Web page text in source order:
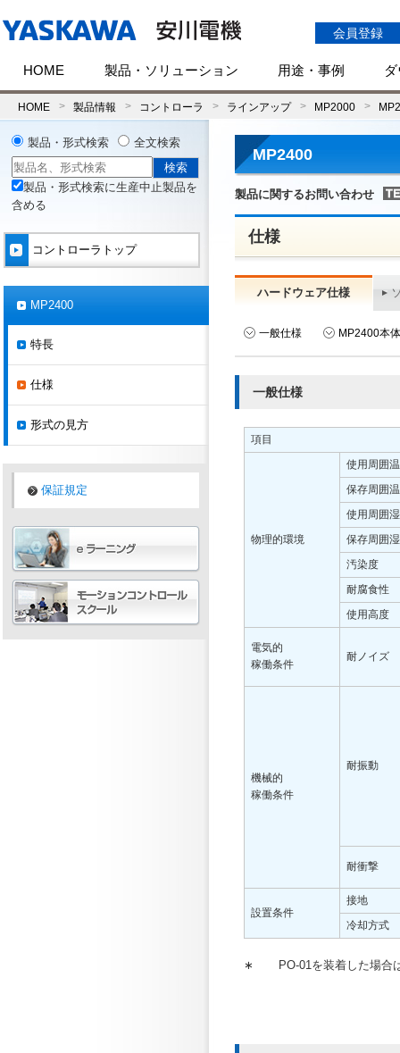
会員登録
HOME 製品・ソリューション 用途・事例
HOME 製品情報 コントローラ ラインアップ MP2000
MP2400
製品に関するお問い合わせ
仕様
ハードウェア仕様
一般仕様 MP2400本体
一般仕様
項目
物理的環境
使用周囲
保存周囲
使用周囲
保存周囲
汚染度
耐腐食性
使用高度
電気的
稼働条件
耐ノイズ
機械的
稼働条件
耐振動
耐衝撃
設置条件
接地
冷却方式
∗ PO-01を装着した場
製品・形式検索 全文検索
製品・形式検索に生産中止製品を
含める
コントローラトップ
MP2400
特長
仕様
形式の見方
保証規定